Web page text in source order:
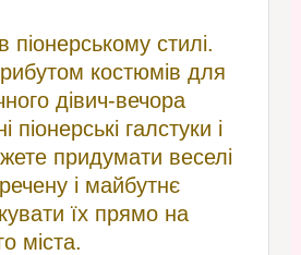
піонерському стилі.
костюмів для
дівич-вечора
піонерські галстуки і
придумати веселі
і майбутнє
їх прямо на
міста.